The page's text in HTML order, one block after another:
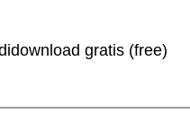
gratis (free)